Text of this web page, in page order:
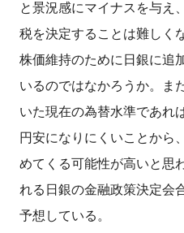
と景況感にマイナスを与え
税を決定することは難しく
株価維持のために日銀に追
いるのではなかろうか。ま
いた現在の為替水準であれ
円安になりにくいことから
めてくる可能性が高いと思
れる日銀の金融政策決定会
予想している。